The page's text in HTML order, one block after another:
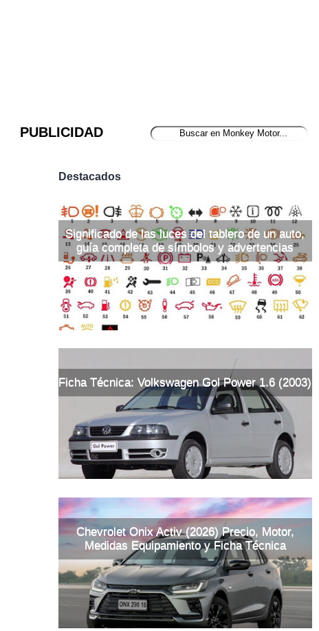
PUBLICIDAD
Destacados
Significado de las luces del tablero de un auto,
guía completa de símbolos y advertencias
Ficha Técnica: Volkswagen Gol Power 1.6 (2003)
Chevrolet Onix Activ (2026) Precio, Motor,
Medidas Equipamiento y Ficha Técnica